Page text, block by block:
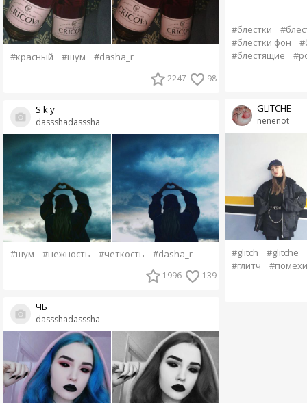
#красный #шум #dasha_r
2247 98
dassshadasssha
S k y
#шум #нежность #четкость #dasha_r
1996 139
dassshadasssha
ЧБ
#блестки
#блестки фон
#блестящие
nenenot
GLITCHE
#glitch #glitche
#глитч
#помехи